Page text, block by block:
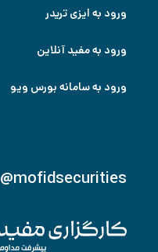
@mofidsecurities
ورود به ایزی تریدر
ورود به مفید آنلاین
ورود به سامانه بورس ویو